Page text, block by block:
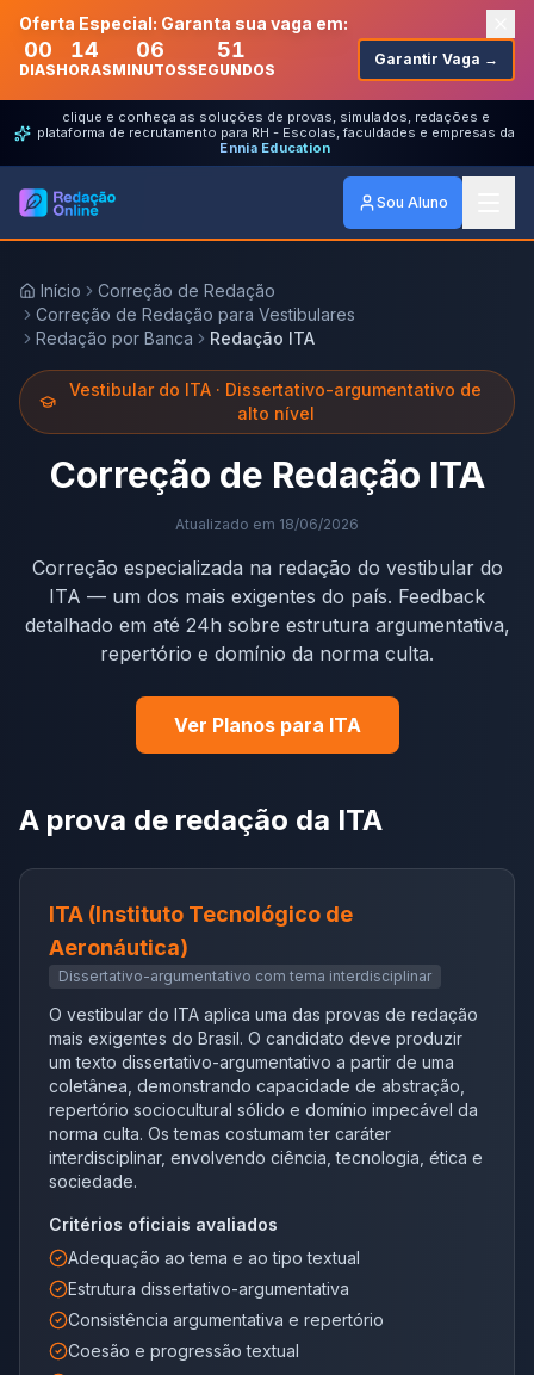
Oferta Especial: Garanta sua vaga em:
00
DIAS
14
HORAS
06
MINUTOS
51
SEGUNDOS
Garantir Vaga →
clique e conheça as soluções de provas, simulados, redações e
plataforma de recrutamento para RH - Escolas, faculdades e empresas da
Ennia Education
Sou Aluno
Início
Correção de Redação
Correção de Redação para Vestibulares
Redação por Banca
Redação ITA
Vestibular do ITA · Dissertativo-argumentativo de
alto nível
Correção de Redação ITA
Atualizado em 18/06/2026
Correção especializada na redação do vestibular do
ITA — um dos mais exigentes do país. Feedback
detalhado em até 24h sobre estrutura argumentativa,
repertório e domínio da norma culta.
Ver Planos para ITA
A prova de redação da ITA
ITA (Instituto Tecnológico de
Aeronáutica)
Dissertativo-argumentativo com tema interdisciplinar
O vestibular do ITA aplica uma das provas de redação
mais exigentes do Brasil. O candidato deve produzir
um texto dissertativo-argumentativo a partir de uma
coletânea, demonstrando capacidade de abstração,
repertório sociocultural sólido e domínio impecável da
norma culta. Os temas costumam ter caráter
interdisciplinar, envolvendo ciência, tecnologia, ética e
sociedade.
Critérios oficiais avaliados
Adequação ao tema e ao tipo textual
Estrutura dissertativo-argumentativa
Consistência argumentativa e repertório
Coesão e progressão textual